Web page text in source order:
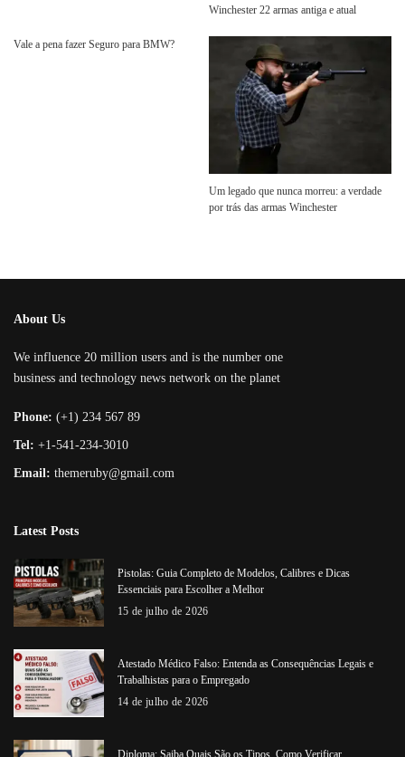
Winchester 22 armas antiga e atual
Vale a pena fazer Seguro para BMW?
Um legado que nunca morreu: a verdade
por trás das armas Winchester
About Us
We influence 20 million users and is the number one
business and technology news network on the planet
Phone: (+1) 234 567 89
Tel: +1-541-234-3010
Email: themeruby@gmail.com
Latest Posts
Pistolas: Guia Completo de Modelos, Calibres e Dicas
Essenciais para Escolher a Melhor
15 de julho de 2026
Atestado Médico Falso: Entenda as Consequências Legais e
Trabalhistas para o Empregado
14 de julho de 2026
Diploma: Saiba Quais São os Tipos, Como Verificar